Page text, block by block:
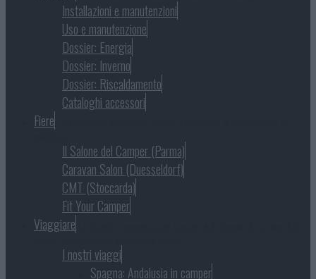
Installazioni e manutenzioni
Uso e manutenzione
Dossier: Energia
Dossier: Inverno
Dossier: Riscaldamento
Cataloghi accessori
Fiere
Il Salone del Camper (Parma)
Caravan Salon (Duesseldorf)
CMT (Stoccarda)
Fit Your Camper
Viaggiare
I nostri viaggi
Spagna: Andalusia in camper